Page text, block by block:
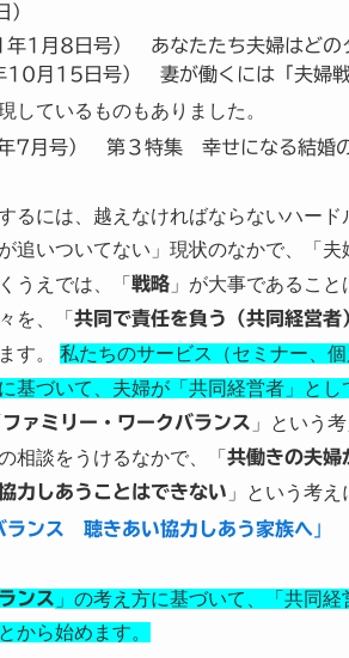
1月8日号） あなたたち夫婦はどの
月15日号） 妻が働くには「夫婦戦
しているものもありました。
7月号） 第３特集 幸せになる結婚
るには、越えなければならないハー
追いついてない」現状のなかで、「
うえでは、「 戦略 」が大事であるこ
を、「 共同で責任を負う（共同経営者
す。 私たちのサービス（セミナー、
基づいて、夫婦が「共同経営者」と
ファミリー・ワークバランス 」という
相談をうけるなかで、「 共働きの夫婦
力しあうことはできない 」という考
ランス 聴きあい協力しあう家族へ 」
ンス 」の考え方に基づいて、「共同
から始めます。